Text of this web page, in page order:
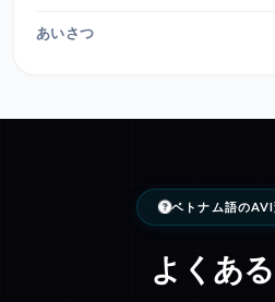
あいさつ
ベトナム語の
よくある